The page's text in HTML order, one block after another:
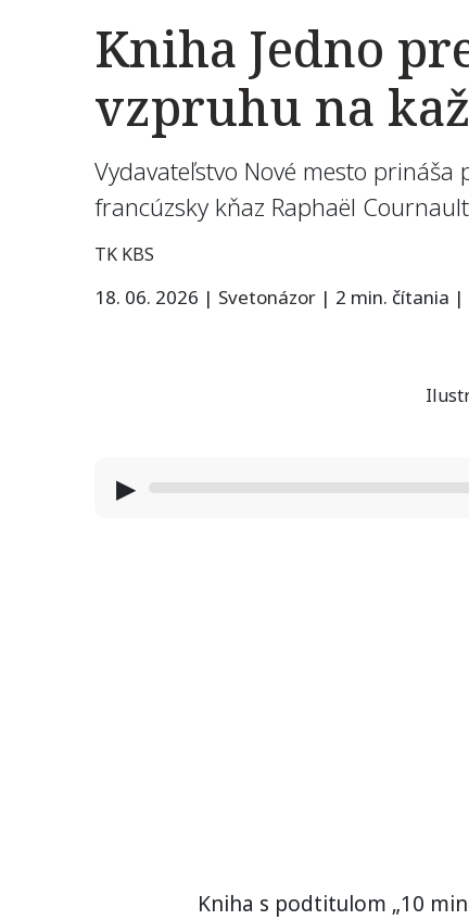
Kniha Jedno
vzpruhu na
Vydavateľstvo Nové mesto
francúzsky kňaz Raphaël Cournault
TK KBS
18. 06. 2026 | Svetonázor | 2 min. čítania |
▶
Kniha s podtitulom „10